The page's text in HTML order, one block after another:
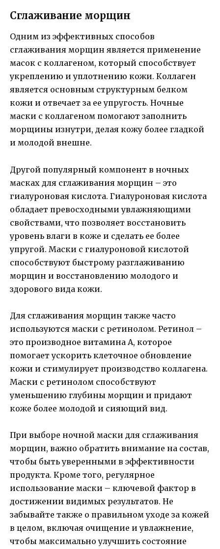
Сглаживание морщин
Одним из эффективных способов
сглаживания морщин является применение
масок с коллагеном, который способствует
укреплению и уплотнению кожи. Коллаген
является основным структурным белком
кожи и отвечает за ее упругость. Ночные
маски с коллагеном помогают заполнить
морщины изнутри, делая кожу более гладкой
и молодой внешне.
Другой популярный компонент в ночных
масках для сглаживания морщин – это
гиалуроновая кислота. Гиалуроновая кислота
обладает превосходными увлажняющими
свойствами, что позволяет восстановить
уровень влаги в коже и сделать ее более
упругой. Маски с гиалуроновой кислотой
способствуют быстрому разглаживанию
морщин и восстановлению молодого и
здорового вида кожи.
Для сглаживания морщин также часто
используются маски с ретинолом. Ретинол –
это производное витамина A, которое
помогает ускорить клеточное обновление
кожи и стимулирует производство коллагена.
Маски с ретинолом способствуют
уменьшению глубины морщин и придают
коже более молодой и сияющий вид.
При выборе ночной маски для сглаживания
морщин, важно обратить внимание на состав,
чтобы быть уверенными в эффективности
продукта. Кроме того, регулярное
использование маски – ключевой фактор в
достижении видимых результатов. Не
забывайте также о правильном уходе за кожей
в целом, включая очищение и увлажнение,
чтобы максимально улучшить состояние